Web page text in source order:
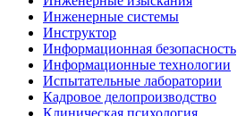
Инженерные системы
Инструктор
Информационная безопасность
Информационные технологии
Испытательные лаборатории
Кадровое делопроизводство
Клиническая психология